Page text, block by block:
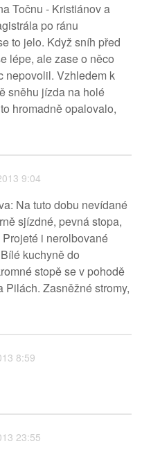
Točnu - Kristiánov a
po ránu
to jelo. Když sníh před
lépe, ale zase o něco
nepovolil. Vzhledem k
sněhu jízda na holé
hromadně opalovalo,
9:04
Na tuto dobu nevídané
sjízdné, pevná stopa,
i nerolbované
kuchyně do
stopě se v pohodě
Zasněžné stromy,
8:59
23:55